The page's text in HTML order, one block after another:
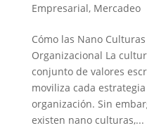
Empresarial, Mercadeo
Cómo las Nano
Organizacional La
conjunto de valores
moviliza cada
organización. Sin
existen nano culturas,...